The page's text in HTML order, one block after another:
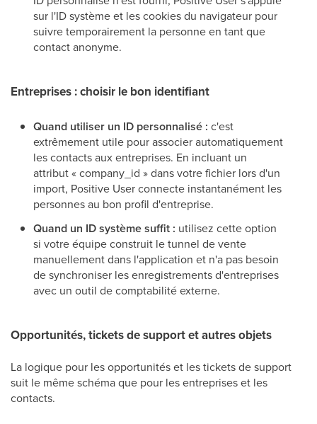
sur l'ID système et les cookies du navigateur pour
suivre temporairement la personne en tant que
contact anonyme.
Entreprises : choisir le bon identifiant
Quand utiliser un ID personnalisé : c'est
extrêmement utile pour associer automatiquement
les contacts aux entreprises. En incluant un
attribut « company_id » dans votre fichier lors d'un
import, Positive User connecte instantanément les
personnes au bon profil d'entreprise.
Quand un ID système suffit : utilisez cette option
si votre équipe construit le tunnel de vente
manuellement dans l'application et n'a pas besoin
de synchroniser les enregistrements d'entreprises
avec un outil de comptabilité externe.
Opportunités, tickets de support et autres objets
La logique pour les opportunités et les tickets de support
suit le même schéma que pour les entreprises et les
contacts.